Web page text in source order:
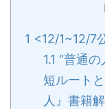
1 <12/1~12/7
1.1 “普通の
短ルート
人』書籍